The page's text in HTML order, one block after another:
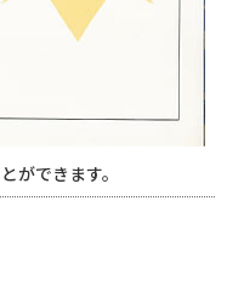
できます。